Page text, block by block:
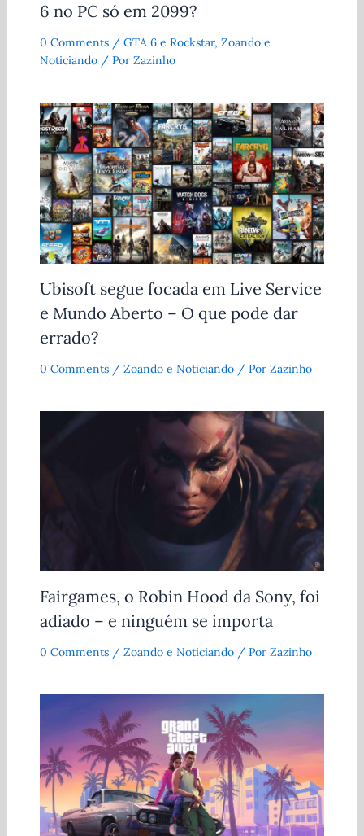
6 no PC só em 2099?
0 Comments / GTA 6 e Rockstar, Zoando e
Noticiando/ Por Zazinho
Ubisoft segue focada em Live Service
e Mundo Aberto – O que pode dar
errado?
0 Comments / Zoando e Noticiando/ Por Zazinho
Fairgames, o Robin Hood da Sony, foi
adiado – e ninguém se importa
0 Comments / Zoando e Noticiando/ Por Zazinho